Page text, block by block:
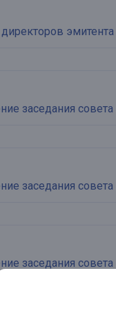
эмитента
заседания совета
заседания совета
заседания совета